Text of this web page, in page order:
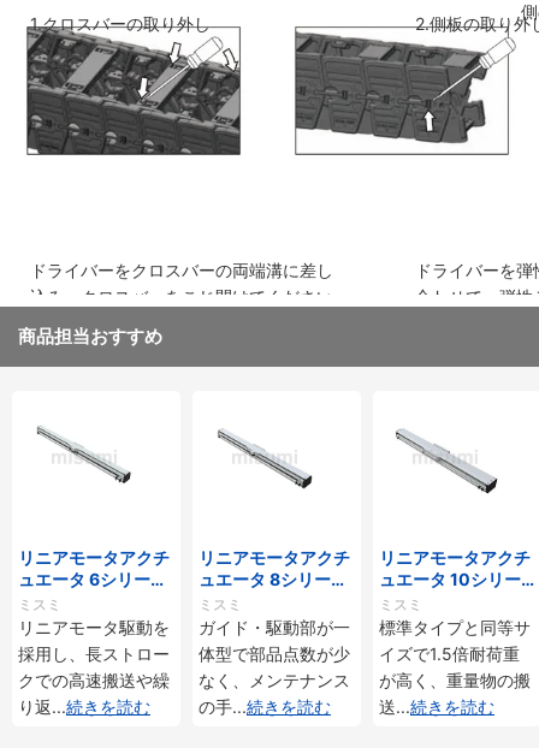
側板のリンクを斜めに前のリンクに差し
込み、はめ込みます
弾性シートを両
ください
1.クロスバーの取り外し 2.側板の取り外
ドライバーをクロスバーの両端溝に差し
込み、クロスバーをこじ開けてください
ドライバーを
合わせて、弾
商品担当おすすめ
リニアモータアクチ
ュエータ 6シリーズ
標準タイプ インクリ
メンタル・アブソリ
ュート仕様
ミスミ
リニアモータ駆動を
採用し、長ストロー
クでの高速搬送や繰
り返...続きを読む
リニアモータアクチ
ュエータ 8シリーズ
標準タイプ インクリ
メンタル・アブソリ
ュート仕様
ミスミ
ガイド・駆動部が一
体型で部品点数が少
なく、メンテナンス
の手...続きを読む
リニアモータアクチ
ュエータ 10シリー
ズ 標準タイプ 重荷
重 インクリメンタ
ル・アブソリュート
仕様
ミスミ
標準タイプと同等サ
イズで1.5倍耐荷重
が高く、重量物の搬
送...続きを読む